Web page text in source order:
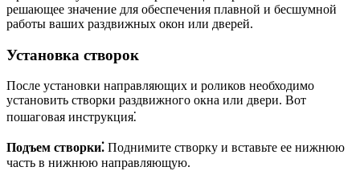
решающее значение для обеспечения плавной и бесшумной
работы ваших раздвижных окон или дверей.
Установка створок
После установки направляющих и роликов необходимо
установить створки раздвижного окна или двери. Вот
пошаговая инструкция⁚
Подъем створки⁚ Поднимите створку и вставьте ее нижнюю
часть в нижнюю направляющую.